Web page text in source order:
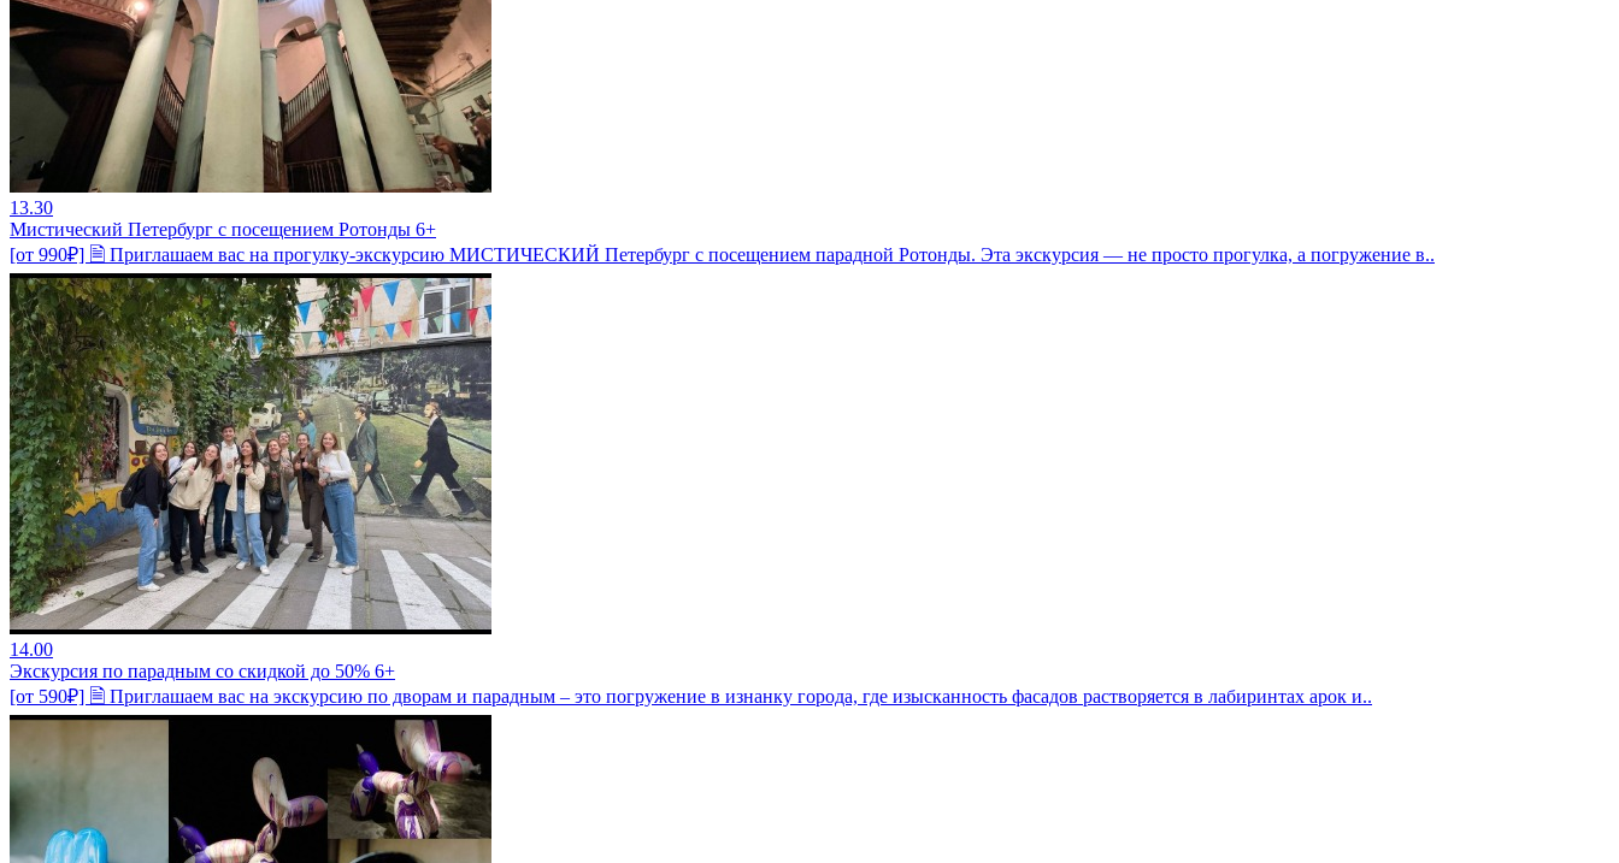
13.30
Мистический Петербург с посещением Ротонды 6+
[от 990₽] 🗎 Приглашаем вас на прогулку-экскурсию МИСТИЧЕСКИЙ Петербург с посещением парадной Ротонды. Эта экскурсия — не просто прогулка, а погружение в..
14.00
Экскурсия по парадным со скидкой до 50% 6+
[от 590₽] 🗎 Приглашаем вас на экскурсию по дворам и парадным – это погружение в изнанку города, где изысканность фасадов растворяется в лабиринтах арок и..